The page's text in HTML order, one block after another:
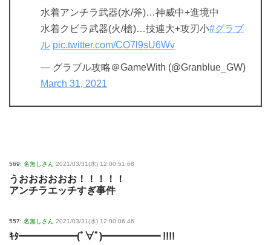
水着アンチラ武器(水/斧)…神威中+進境中
水着クビラ武器(火/槍)…技連大+攻刃小#グラブ
ル pic.twitter.com/CO7l9sU6Wv
— グラブル攻略＠GameWith (@Granblue_GW)
March 31, 2021
569: 名無しさん 2021/03/31(水) 12:00:51.68
うおおおおおお！！！！！
アンチラエッチすぎ事件
557: 名無しさん 2021/03/31(水) 12:00:06.46
ｷﾀ━━━━━━(ﾟ∀ﾟ)━━━━━━ !!!!